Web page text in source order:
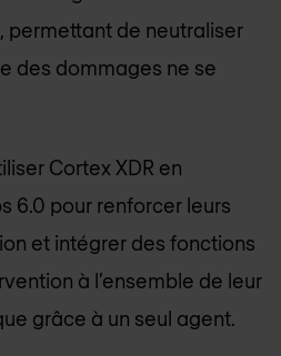
permettant de neutraliser
des dommages ne se
Cortex XDR en
6.0 pour renforcer leurs
et intégrer des fonctions
à l’ensemble de leur
grâce à un seul agent.